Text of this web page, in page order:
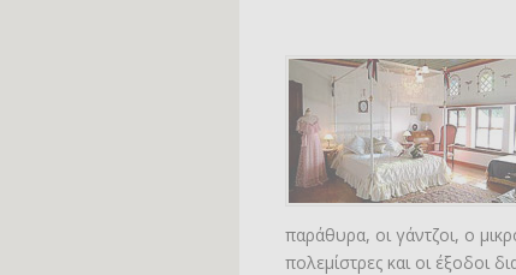
παράθυρα, οι γάντζοι, ο
πολεμίστρες και οι έξοδοι